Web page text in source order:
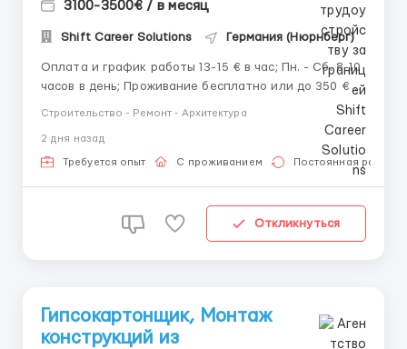
3100-3500€ / в месяц
Shift Career Solutions Германия (Нюрнберг)
Оплата и график работы 13-15 € в час; Пн. - Сб. 8-10
часов в день; Проживание бесплатно или до 350 € в
Монтаж гипсокартона, шпаклевка, покраска по
стандартам ЕС; Крепить металлический каркас и
один слой гипса;&n...
Строительство - Ремонт - Архитектура
2 дня назад
Требуется опыт С проживанием Постоянная работа
Откликнуться
Гипсокартонщик, Монтаж
конструкций из